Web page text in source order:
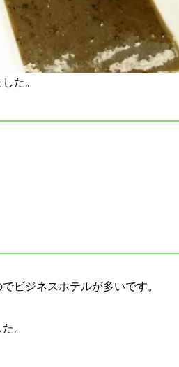
た。
ビジネスホテルが多いです。
。